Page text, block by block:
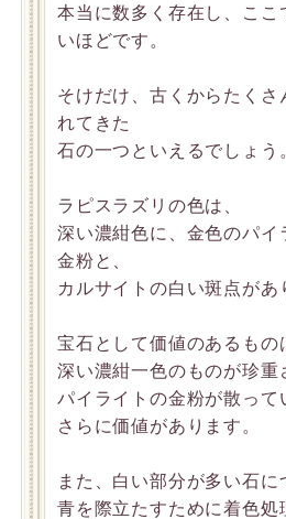
本当に数多く存在し、ここ
いほどです。
そけだけ、古くからたくさ
れてきた
石の一つといえるでしょう
ラピスラズリの色は、
深い濃紺色に、金色のパイ
金粉と、
カルサイトの白い斑点があ
宝石として価値のあるもの
深い濃紺一色のものが珍重
パイライトの金粉が散って
さらに価値があります。
また、白い部分が多い石に
青を際立たすために着色処